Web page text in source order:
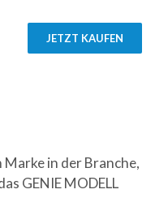
JETZT KAUFEN
in der Branche,
GENIE MODELL